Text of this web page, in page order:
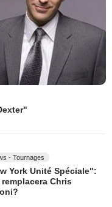
- Tournages
York Unité Spéciale":
Chris